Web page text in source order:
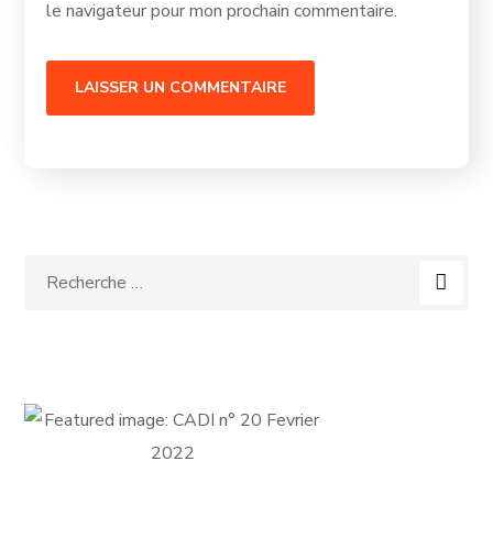
le navigateur pour mon prochain commentaire.